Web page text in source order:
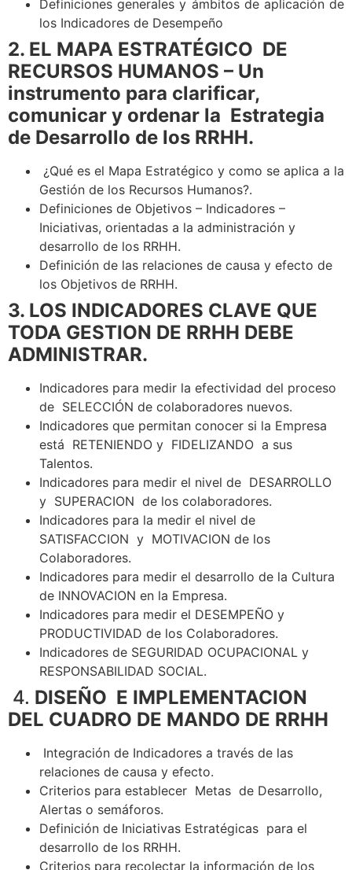
Definiciones generales y ámbitos de aplicación de
los Indicadores de Desempeño
2. EL MAPA ESTRATÉGICO DE
RECURSOS HUMANOS – Un
instrumento para clarificar,
comunicar y ordenar la Estrategia
de Desarrollo de los RRHH.
¿Qué es el Mapa Estratégico y como se aplica a la
Gestión de los Recursos Humanos?.
Definiciones de Objetivos – Indicadores –
Iniciativas, orientadas a la administración y
desarrollo de los RRHH.
Definición de las relaciones de causa y efecto de
los Objetivos de RRHH.
3. LOS INDICADORES CLAVE QUE
TODA GESTION DE RRHH DEBE
ADMINISTRAR.
Indicadores para medir la efectividad del proceso
de SELECCIÓN de colaboradores nuevos.
Indicadores que permitan conocer si la Empresa
está RETENIENDO y FIDELIZANDO a sus
Talentos.
Indicadores para medir el nivel de DESARROLLO
y SUPERACION de los colaboradores.
Indicadores para la medir el nivel de
SATISFACCION y MOTIVACION de los
Colaboradores.
Indicadores para medir el desarrollo de la Cultura
de INNOVACION en la Empresa.
Indicadores para medir el DESEMPEÑO y
PRODUCTIVIDAD de los Colaboradores.
Indicadores de SEGURIDAD OCUPACIONAL y
RESPONSABILIDAD SOCIAL.
4. DISEÑO E IMPLEMENTACION
DEL CUADRO DE MANDO DE RRHH
Integración de Indicadores a través de las
relaciones de causa y efecto.
Criterios para establecer Metas de Desarrollo,
Alertas o semáforos.
Definición de Iniciativas Estratégicas para el
desarrollo de los RRHH.
Criterios para recolectar la información de los